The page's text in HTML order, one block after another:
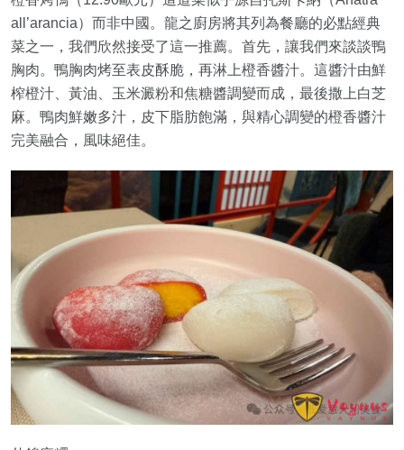
all’arancia）而非中國。龍之廚房將其列為餐廳的必點經典
菜之一，我們欣然接受了這一推薦。首先，讓我們來談談鴨
胸肉。鴨胸肉烤至表皮酥脆，再淋上橙香醬汁。這醬汁由鮮
榨橙汁、黃油、玉米澱粉和焦糖醬調變而成，最後撒上白芝
麻。鴨肉鮮嫩多汁，皮下脂肪飽滿，與精心調變的橙香醬汁
完美融合，風味絕佳。